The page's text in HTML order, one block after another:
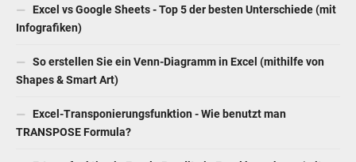
Excel vs Google Sheets - Top 5 der besten Unterschiede (mit
Infografiken)
So erstellen Sie ein Venn-Diagramm in Excel (mithilfe von
Shapes & Smart Art)
Excel-Transponierungsfunktion - Wie benutzt man
TRANSPOSE Formula?